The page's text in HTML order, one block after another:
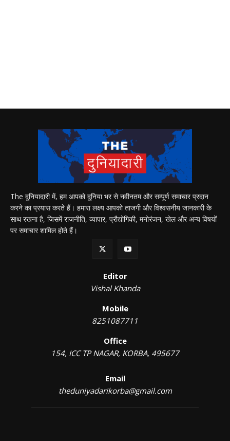
The दुनियादारी में, हम आपको दुनिया भर से नवीनतम और सम्पूर्ण समाचार प्रदान
करने का प्रयास करते हैं। हमारा लक्ष्य आपको ताजगी और विश्वसनीय जानकारी के
साथ रखना है, जिसमें राजनीति, व्यापार, प्रौद्योगिकी, मनोरंजन, खेल और अन्य विषयों
पर समाचार शामिल होते हैं।
Editor
Vishal Khanda
Mobile
8251087711
Office
154, ICC TP NAGAR, KORBA, 495677
Email
theduniyadarikorba@gmail.com